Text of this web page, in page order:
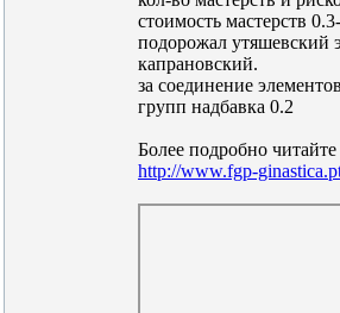
стоимость мастерств
подорожал утяшевский
капрановский.
за соединение
групп надбавка 0.2
Более подробно
http://www.fgp-